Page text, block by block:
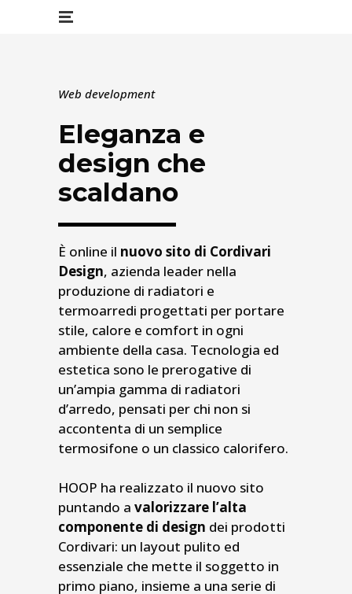
Web development
Eleganza e
design che
scaldano
È online il nuovo sito di Cordivari
Design, azienda leader nella
produzione di radiatori e
termoarredi progettati per portare
stile, calore e comfort in ogni
ambiente della casa. Tecnologia ed
estetica sono le prerogative di
un’ampia gamma di radiatori
d’arredo, pensati per chi non si
accontenta di un semplice
termosifone o un classico calorifero.
HOOP ha realizzato il nuovo sito
puntando a valorizzare l’alta
componente di design dei prodotti
Cordivari: un layout pulito ed
essenziale che mette il soggetto in
primo piano, insieme a una serie di